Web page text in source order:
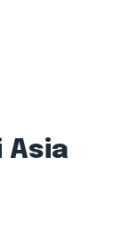
Asia